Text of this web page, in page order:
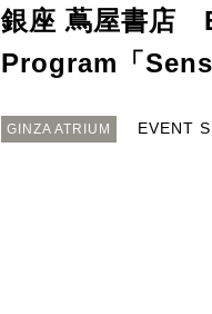
銀座 蔦屋書店
Program「
GINZA ATRIUM EVENT